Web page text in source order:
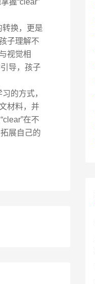
握“clear”
换，更是
子理解不
视觉相
导，孩子
的方式，
材料，并
在不
展自己的